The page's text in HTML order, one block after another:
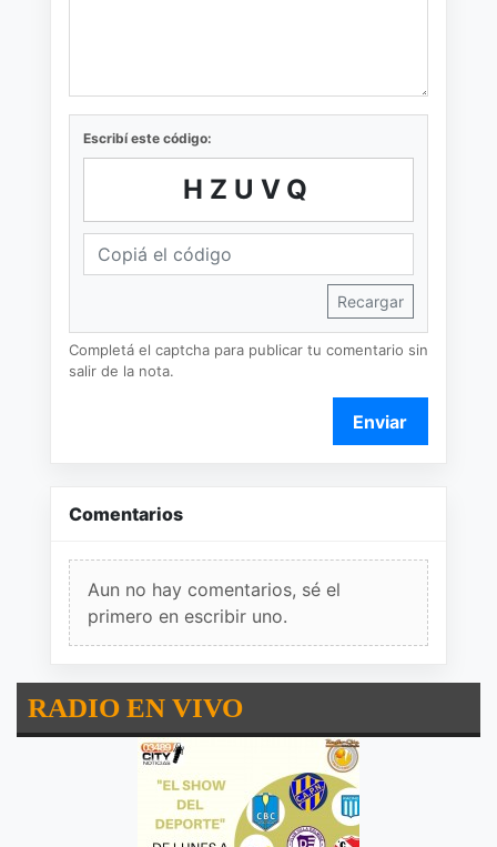
Escribí este código:
HZUVQ
Recargar
Completá el captcha para publicar tu comentario sin
salir de la nota.
Enviar
Comentarios
Aun no hay comentarios, sé el
primero en escribir uno.
RADIO EN VIVO